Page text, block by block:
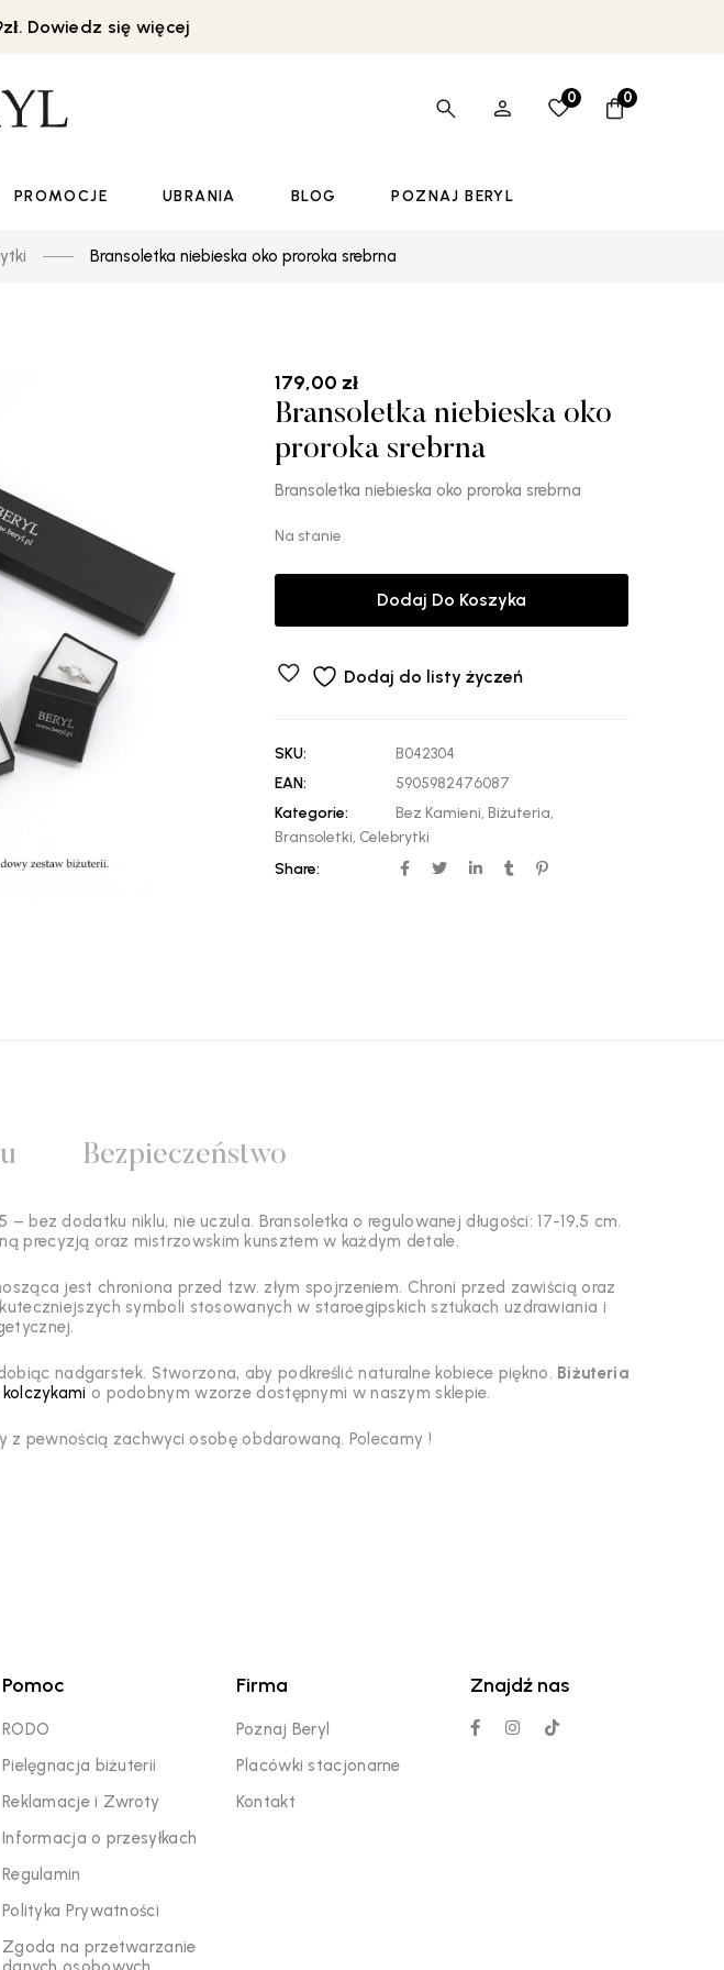
Dowiedz się więcej
0 0
PROMOCJE UBRANIA BLOG POZNAJ BERYL
Bransoletka niebieska oko proroka srebrna
179,00 zł
Bransoletka niebieska oko
proroka srebrna
Bransoletka niebieska oko proroka srebrna
Na stanie
Dodaj Do Koszyka
Dodaj do listy życzeń
SKU:
B042304
EAN:
5905982476087
Kategorie:
Bez Kamieni, Biżuteria,
Bransoletki, Celebrytki
Share:
Bezpieczeństwo
bez dodatku niklu, nie uczula. Bransoletka o regulowanej długości: 17-19,5 cm.
precyzją oraz mistrzowskim kunsztem w każdym detale.
jest chroniona przed tzw. złym spojrzeniem. Chroni przed zawiścią oraz
symboli stosowanych w staroegipskich sztukach uzdrawiania i
nadgarstek. Stworzona, aby podkreślić naturalne kobiece piękno. Biżuteria
kolczykami o podobnym wzorze dostępnymi w naszym sklepie.
pewnością zachwyci osobę obdarowaną. Polecamy !
Pomoc
RODO
Pielęgnacja biżuterii
Reklamacje i Zwroty
Informacja o przesyłkach
Regulamin
Polityka Prywatności
Zgoda na przetwarzanie
Firma
Poznaj Beryl
Placówki stacjonarne
Kontakt
Znajdź nas